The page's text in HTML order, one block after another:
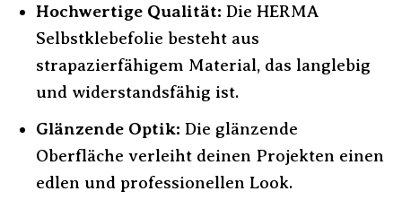
Hochwertige Qualität: Die HERMA
Selbstklebefolie besteht aus
strapazierfähigem Material, das langlebig
und widerstandsfähig ist.
Glänzende Optik: Die glänzende
Oberfläche verleiht deinen Projekten einen
edlen und professionellen Look.